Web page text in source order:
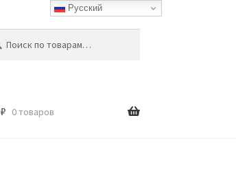
₽ 0 товаров
Русский